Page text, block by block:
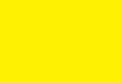
会的勢⼒との何らか
いると当法⼈が判断
録を相当でないと